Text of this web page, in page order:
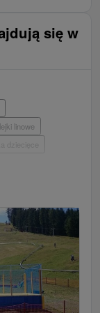
się w
linowe
Pomniki
Jazda konna
Miejsca sakralne
narciarski